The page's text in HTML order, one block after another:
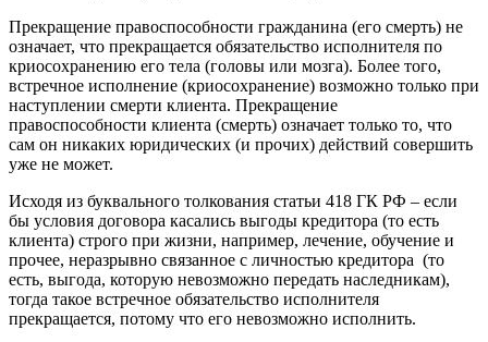
Прекращение правоспособности гражданина (его смерть) не
означает, что прекращается обязательство исполнителя по
криосохранению его тела (головы или мозга). Более того,
встречное исполнение (криосохранение) возможно только при
наступлении смерти клиента. Прекращение
правоспособности клиента (смерть) означает только то, что
сам он никаких юридических (и прочих) действий совершить
уже не может.
Исходя из буквального толкования статьи 418 ГК РФ – если
бы условия договора касались выгоды кредитора (то есть
клиента) строго при жизни, например, лечение, обучение и
прочее, неразрывно связанное с личностью кредитора (то
есть, выгода, которую невозможно передать наследникам),
тогда такое встречное обязательство исполнителя
прекращается, потому что его невозможно исполнить.